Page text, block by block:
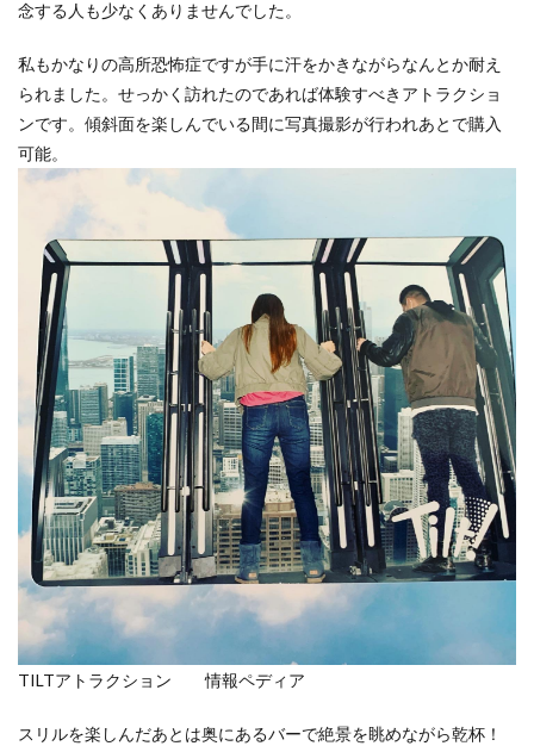
念する人も少なくありませんでした。
私もかなりの高所恐怖症ですが手に汗をかきながらなんとか耐え
られました。せっかく訪れたのであれば体験すべきアトラクショ
ンです。傾斜面を楽しんでいる間に写真撮影が行われあとで購入
可能。
TILTアトラクション 情報ペディア
スリルを楽しんだあとは奥にあるバーで絶景を眺めながら乾杯！